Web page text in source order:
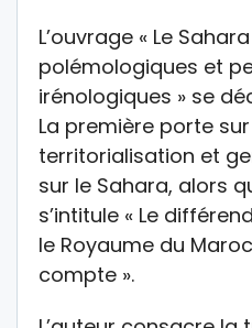
L’ouvrage « Le
polémologiques et
irénologiques » se
La première porte
territorialisation et
sur le Sahara, alors
s’intitule « Le
le Royaume du
compte ».